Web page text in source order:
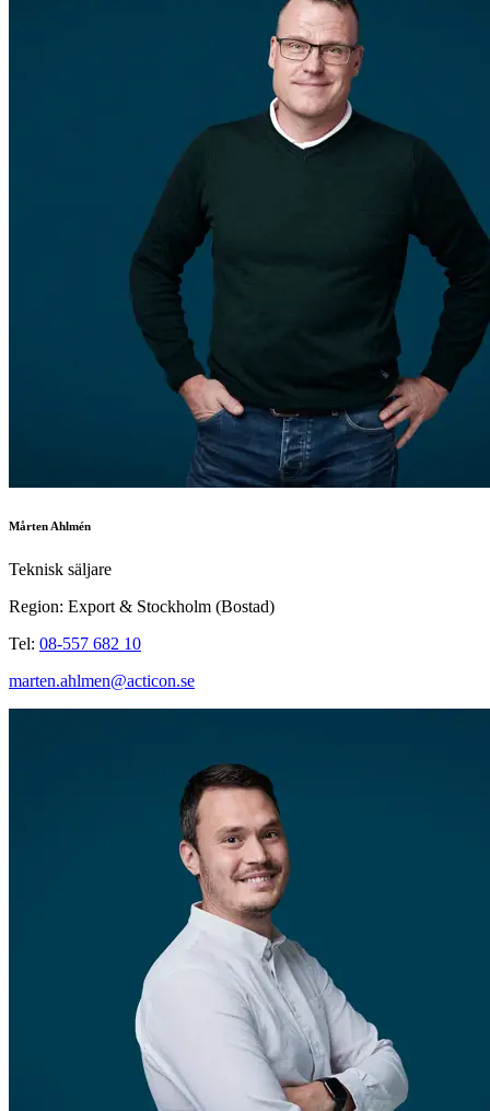
Mårten Ahlmén
Teknisk säljare
Region: Export & Stockholm (Bostad)
Tel: 08-557 682 10
marten.ahlmen@acticon.se